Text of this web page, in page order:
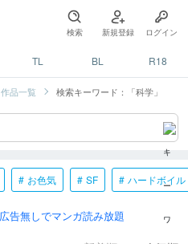
検索 新規登録 ログイン
TL BL R18
作品一覧 検索キーワード：「科学」
お色気 SF ハードボイル